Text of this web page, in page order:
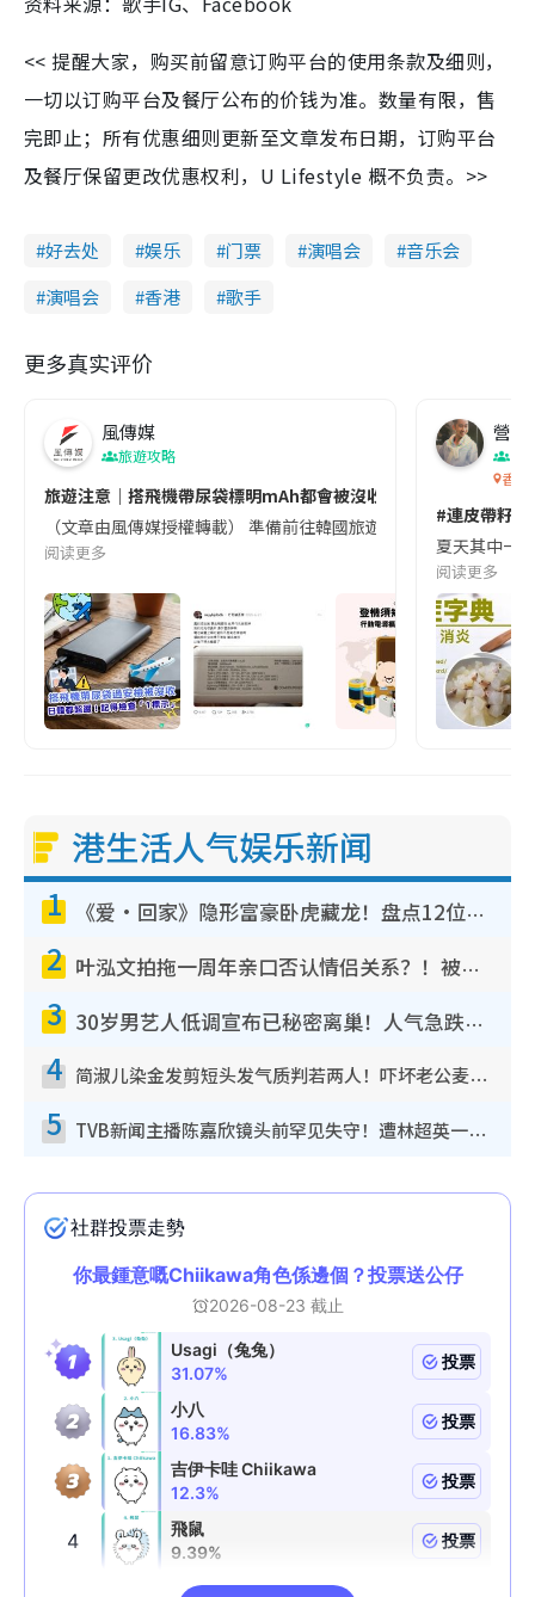
<< 提醒大家，购买前留意订购平台的使用条款及细则，
一切以订购平台及餐厅公布的价钱为准。数量有限，售
完即止；所有优惠细则更新至文章发布日期，订购平台
及餐厅保留更改优惠权利，U Lifestyle 概不负责。>>
好去处 娱乐 门票 演唱会
音乐会
演唱会
香港 歌手
更多真实评价
風傳媒
旅遊攻略
旅遊注意｜搭飛機帶尿袋標明mAh都會被沒收😱出發前切記檢查
（文章由風傳媒授權轉載） 準備前往韓國旅遊的民眾，近期要
阅读更多
營養
香港
#連皮帶籽
夏天其中一
阅读更多
港生活人气娱乐新闻
1 《爱·回家》隐形富豪卧虎藏龙！盘点12位财气逼人的有钱艺人：这位美女3亿身家不愁做
2 叶泓文拍拖一周年亲口否认情侣关系？！被质疑感情造假竟称GM“普通同事”
3 30岁男艺人低调宣布已秘密离巢！人气急跌变失踪人口：“这几年过得并不容易”
4 简淑儿染金发剪短头发气质判若两人！吓坏老公麦大力都认不出：“你做什么？”
5 TVB新闻主播陈嘉欣镜头前罕见失守！遭林超英一句话突袭吓坏当场大笑